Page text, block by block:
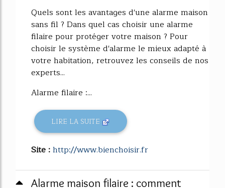
Quels sont les avantages d'une alarme maison
sans fil ? Dans quel cas choisir une alarme
filaire pour protéger votre maison ? Pour
choisir le système d'alarme le mieux adapté à
votre habitation, retrouvez les conseils de nos
experts...
Alarme filaire :...
LIRE LA SUITE
Site :http://www.bienchoisir.fr
Alarme maison filaire : comment